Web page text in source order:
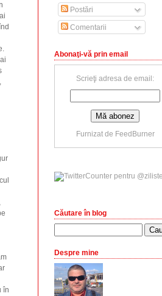
în
Postări
Comentarii
Abonaţi-vă prin email
Scrieţi adresa de email:
Furnizat de FeedBurner
Căutare în blog
Despre mine